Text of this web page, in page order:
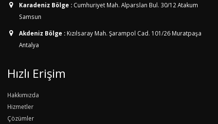
Karadeniz Bölge : Cumhuriyet Mah. Alparslan Bul. 30/12 Atakum
Samsun
Akdeniz Bölge : Kızılsaray Mah. Şarampol Cad. 101/26 Muratpaşa
Antalya
Hızlı Erişim
Hakkımızda
Hizmetler
Çözümler